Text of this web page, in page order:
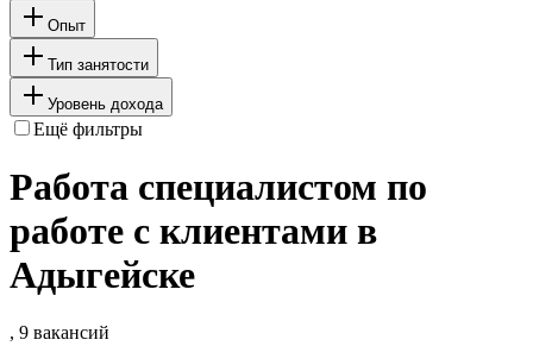
Опыт
Тип занятости
Уровень дохода
Ещё фильтры
Работа специалистом по
работе с клиентами в
Адыгейске
, 9 вакансий